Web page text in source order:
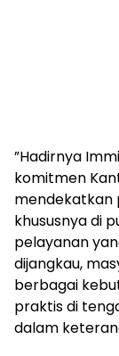
​”Hadirnya
komitmen
mendekatkan
khususnya di
pelayanan
dijangkau,
berbagai
praktis di
dalam